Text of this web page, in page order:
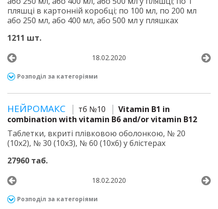
пляшці в картонній коробці; по 100 мл, по 200 мл
або 250 мл, або 400 мл, або 500 мл у пляшках
1211 шт.
18.02.2020
Розподіл за категоріями
НЕЙРОМАКС тб №10
Vitamin B1 in
combination with vitamin B6 and/or vitamin B12
Таблетки, вкриті плівковою оболонкою, № 20
(10х2), № 30 (10х3), № 60 (10х6) у блістерах
27960 таб.
18.02.2020
Розподіл за категоріями